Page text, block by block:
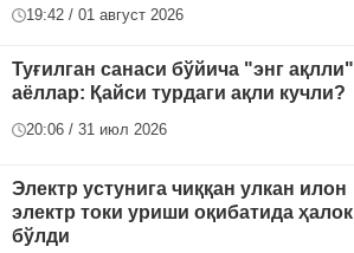
19:42 / 01 август 2026
Туғилган санаси бўйича "энг ақлли"
аёллар: Қайси турдаги ақли кучли?
20:06 / 31 июл 2026
Электр устунига чиққан улкан илон
электр токи уриши оқибатида ҳалок
бўлди